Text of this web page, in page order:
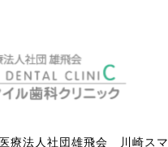
医療法人社団雄飛会 川崎ス